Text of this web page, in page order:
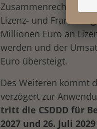
Zusammenrechnung
Lizenz- und
Millionen Euro an
werden und der
Euro übersteigt.
Des Weiteren kommt
verzögert zur
tritt die CSDDD für
2027 und 26. Juli